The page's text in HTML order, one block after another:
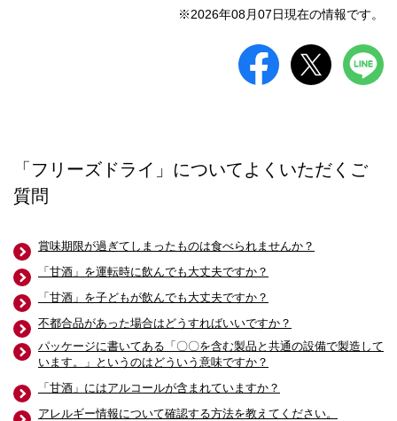
※2026年08月07日現在の情報です。
「フリーズドライ」についてよくいただくご
質問
賞味期限が過ぎてしまったものは食べられませんか？
「甘酒」を運転時に飲んでも大丈夫ですか？
「甘酒」を子どもが飲んでも大丈夫ですか？
不都合品があった場合はどうすればいいですか？
パッケージに書いてある「〇〇を含む製品と共通の設備で製造して
います。」というのはどういう意味ですか？
「甘酒」にはアルコールが含まれていますか？
アレルギー情報について確認する方法を教えてください。